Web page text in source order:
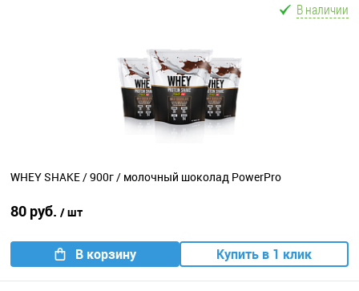
В наличии
WHEY SHAKE / 900г / молочный шоколад PowerPro
80 руб. / шт
В корзину Купить в 1 клик